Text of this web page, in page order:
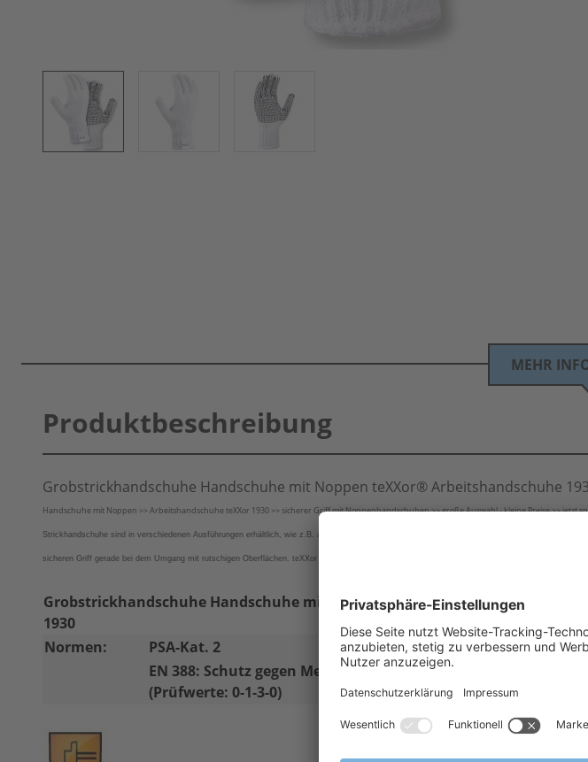
MEHR
Produktbeschreibung
Grobstrickhandschuhe Handschuhe mit Noppen teXXor® Arbeitshandschuhe
Handschuhe mit Noppen >> Arbeitshandschuhe teXXor 1930 >> sicherer Griff mit Noppenhandschuhen >> große Auswahl - kleine Preise >> jetzt
Strickhandschuhe sind in verschiedenen Ausführungen erhältlich, wie z.B. als Feinstrickhandschuhe, Mittelstrickhandschuhe und
sicheren Griff gerade bei dem Umgang mit rutschigen Oberflächen. teXXor Arbeitshandschuh 1930 überzeugen Sie sich selbst! Gern stehen wir
Grobstrickhandschuhe Handschuhe mit Noppen teXXor® Arbeitshandschuhe
1930
Normen:
PSA-Kat. 2
EN 388: Schutz gegen Mechanische Risiken
(Prüfwerte: 0-1-3-0)